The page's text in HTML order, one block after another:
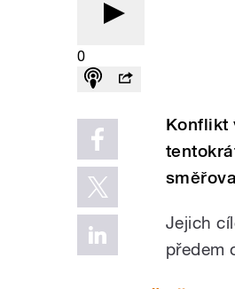
0
Konflikt
Jejich
předem